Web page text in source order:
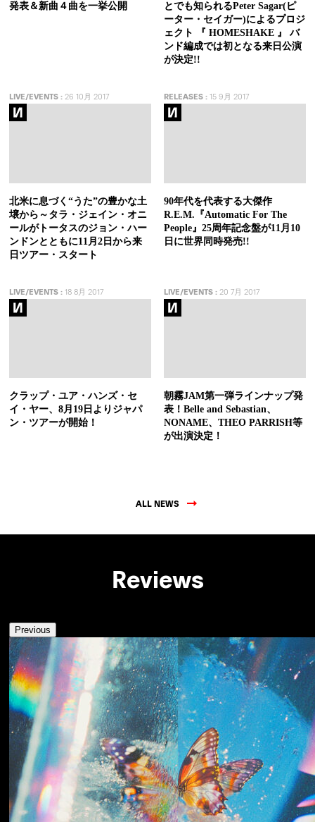
発表＆新曲４曲を一挙公開
とでも知られるPeter Sagar(ピ
ーター・セイガー)によるプロジ
ェクト 『 HOMESHAKE 』 バ
ンド編成では初となる来日公演
が決定!!
LIVE/EVENTS : 26 10月 2017
北米に息づく“うた”の豊かな土
壌から～タラ・ジェイン・オニ
ールがトータスのジョン・ハー
ンドンとともに11月2日から来
日ツアー・スタート
RELEASES:15 9月 2017
90年代を代表する大傑作
R.E.M.『Automatic For The
People』25周年記念盤が11月10
日に世界同時発売!!
LIVE/EVENTS : 18 8月 2017
クラップ・ユア・ハンズ・セ
イ・ヤー、8月19日よりジャパ
ン・ツアーが開始！
LIVE/EVENTS:20 7月 2017
朝霧JAM第一弾ラインナップ発
表！Belle and Sebastian、
NONAME、THEO PARRISH等
が出演決定！
ALL NEWS
Reviews
Previous